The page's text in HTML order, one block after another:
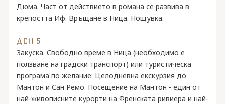
Дюма. Част от действието в романа се развива в
крепостта Иф. Връщане в Ница. Нощувка.
ДЕН 5
Закуска. Свободно време в Ница (необходимо е
ползване на градски транспорт) или туристическа
програма по желание: Целодневна екскурзия до
Мантон и Сан Ремо. Посещение на Мантон - един от
най-живописните курорти на Френската ривиера и най-